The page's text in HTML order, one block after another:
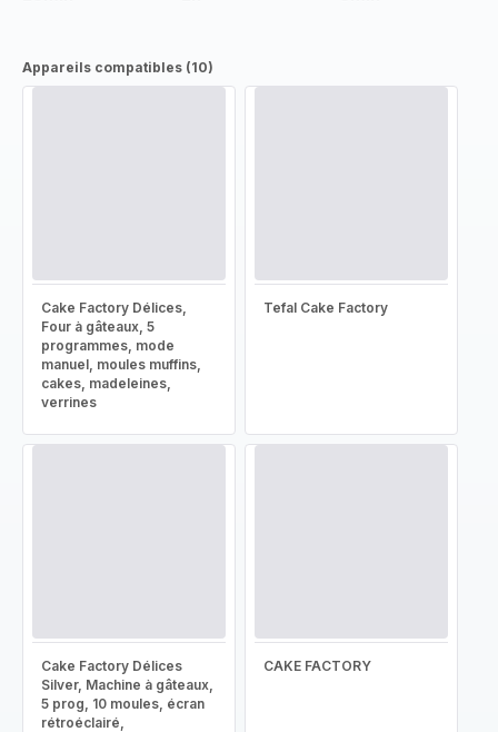
Appareils compatibles (10)
Cake Factory Délices,
Four à gâteaux, 5
programmes, mode
manuel, moules muffins,
cakes, madeleines,
verrines
Tefal Cake Factory
Cake Factory Délices
Silver, Machine à gâteaux,
5 prog, 10 moules, écran
rétroéclairé,
CAKE FACTORY